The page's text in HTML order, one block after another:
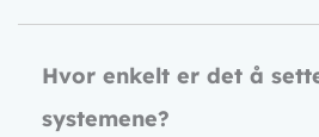
Hvor enkelt er det å
systemene?